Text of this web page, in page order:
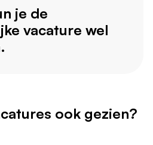
je de
vacature wel
ook gezien?